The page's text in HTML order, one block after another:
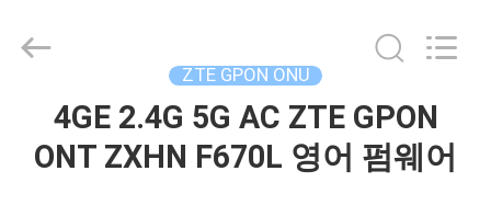
INDUSTRIAL
ZTE GPON ONU
4GE 2.4G 5G AC ZTE GPON
ONT ZXHN F670L 영어 펌웨어